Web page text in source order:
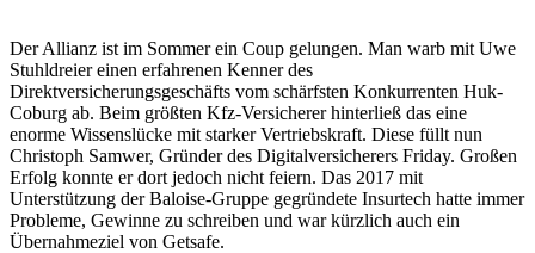
Der Allianz ist im Sommer ein Coup gelungen. Man warb mit Uwe
Stuhldreier einen erfahrenen Kenner des
Direktversicherungsgeschäfts vom schärfsten Konkurrenten Huk-
Coburg ab. Beim größten Kfz-Versicherer hinterließ das eine
enorme Wissenslücke mit starker Vertriebskraft. Diese füllt nun
Christoph Samwer, Gründer des Digitalversicherers Friday. Großen
Erfolg konnte er dort jedoch nicht feiern. Das 2017 mit
Unterstützung der Baloise-Gruppe gegründete Insurtech hatte immer
Probleme, Gewinne zu schreiben und war kürzlich auch ein
Übernahmeziel von Getsafe.